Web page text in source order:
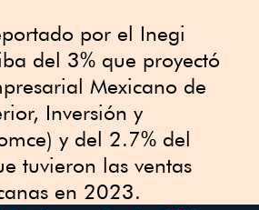
por el Inegi
del 3% que proyectó
Mexicano de
Inversión y
y del 2.7% del
tuvieron las ventas
en 2023.